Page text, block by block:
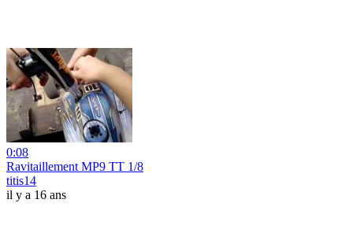
0:08
Ravitaillement MP9 TT 1/8
titis14
il y a 16 ans